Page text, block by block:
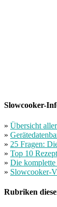
Slowcooker-
» Übersicht
»
» 25 Fragen:
» Top 10
» Die komplette
» Slowcooker-
Rubriken